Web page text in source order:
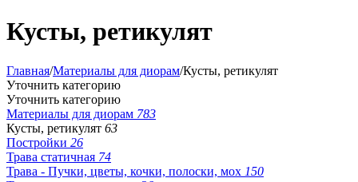
Кусты, ретикулят
Главная/Материалы для диорам/Кусты, ретикулят
Уточнить категорию
Уточнить категорию
Материалы для диорам 783
Кусты, ретикулят 63
Постройки 26
Трава статичная 74
Трава - Пучки, цветы, кочки, полоски, мох 150